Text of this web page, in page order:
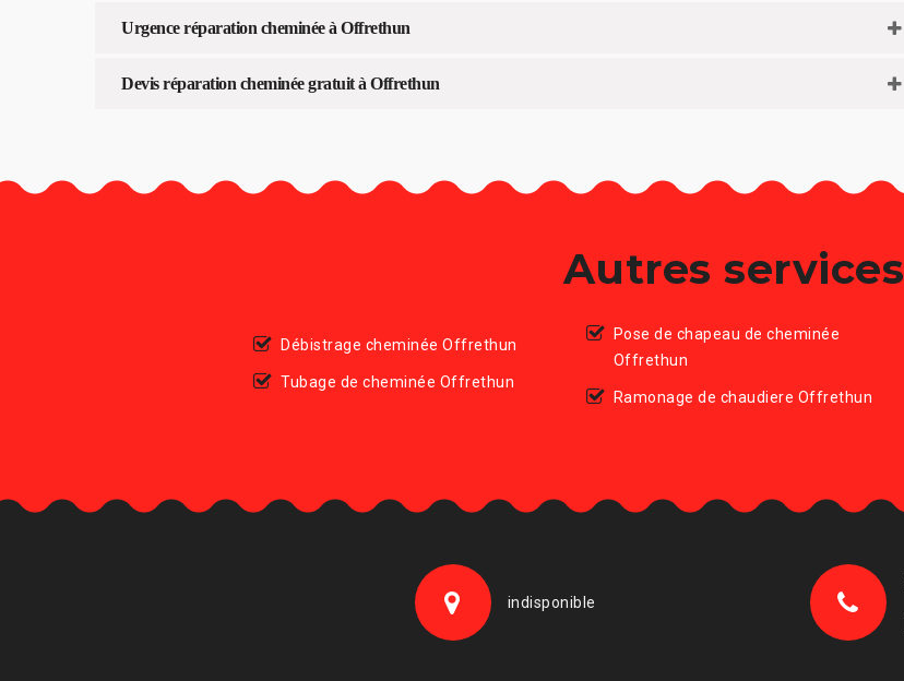
Urgence réparation cheminée à Offrethun
Devis réparation cheminée gratuit à Offrethun
Autres services
Débistrage cheminée Offrethun
Tubage de cheminée Offrethun
Pose de chapeau de cheminée
Offrethun
Ramonage de chaudiere Offrethun
indisponible